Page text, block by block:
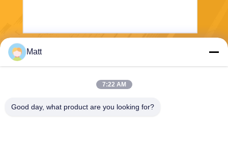
Matt
7:22 AM
Good day, what product are you looking for?